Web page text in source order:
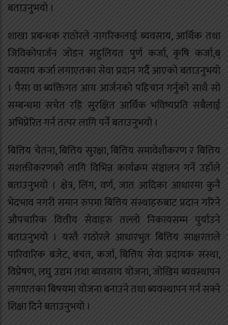
बताउनुभयो ।
शाखा प्रबन्धक राठोरले नागरिकलाई ब्यवसाय, आर्थिक तथा
जिविकोपार्जन जोडन सहुलियत पुर्ण कर्जा, कृषि कर्जा,ब्
यवसाय कर्जा लगाएतका सेवा प्रदान गर्दै आएको बताउनुभयो
। पैसा वा ब्यक्तिगत आय आर्जनको पहिचान गर्नुको साथै सो
सम्बन्धमा सचेत रहि सुरक्षित आर्थिक भविष्यप्रति सबैलाई
अभिप्रेरित गर्न तत्पर लागि पर्ने बताउनुभयो ।
बित्तिय चेतना, बित्तिय सुरक्षा, बित्तिय समावेशीकरण र बित्तिय
सशक्तीकरणको लागि विभिन्न कार्यक्रम संञ्चालन गर्ने उहाँले
बताउनुभयो । क्षेत्र, लिंग, वर्ण, जात आदिका आधारमा कुनै
भेदभाव नगरी समान रुपमा बित्तिय संस्थाहरुबाट प्रदान गरिने
औपचारिक वित्तीय सेवाहरु तल्लो निकायसम्म पुर्याउने
बताउनुभयो । यस्तै राठोरले आधारभुत बित्तिय साक्षरताले
पारिवारिक बजेट, बचत, कर्जा, बित्तिय सेवा प्रदायक संस्था,
विप्रेषण, लघु उद्यम तथा ब्यवसाय योजना, जोखिम ब्यवस्थापन
लगाएतका बिषयमा योजना बनाउने तथा ब्यवस्थापन गर्न सक्ने
शिक्षा दिने बताउनुभयो ।